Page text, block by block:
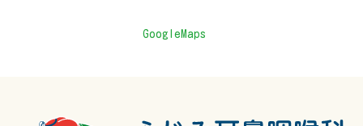
GoogleMaps